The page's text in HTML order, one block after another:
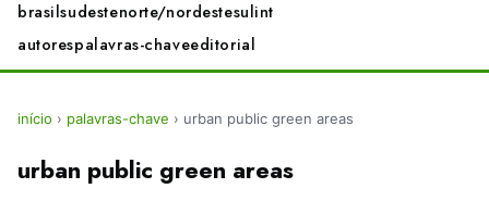
brasilsudestenorte/nordestesulint
autorespalavras-chaveeditorial
início › palavras-chave › urban public green areas
urban public green areas